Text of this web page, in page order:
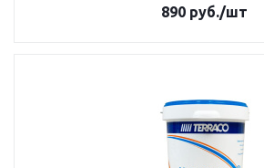
890 руб./шт